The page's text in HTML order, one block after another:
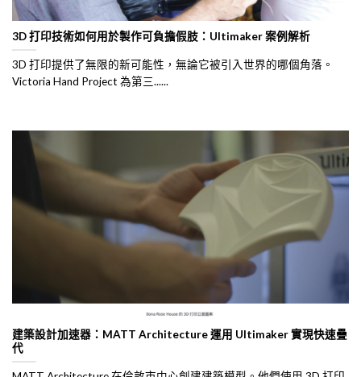
3D 打印技術如何用於製作可負擔假肢：Ultimaker 案例解析
3D 打印提供了無限的新可能性，無論它被引入世界的哪個角落。
Victoria Hand Project 為第三......
建築設計加速器：MATT Architecture 運用 Ultimaker 實現快速疊
代